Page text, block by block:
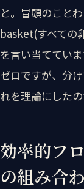
と。冒頭のこと
basket(すべての
を言い当ててい
ゼロですが、分
れを理論にした
効率的フ
の組み合